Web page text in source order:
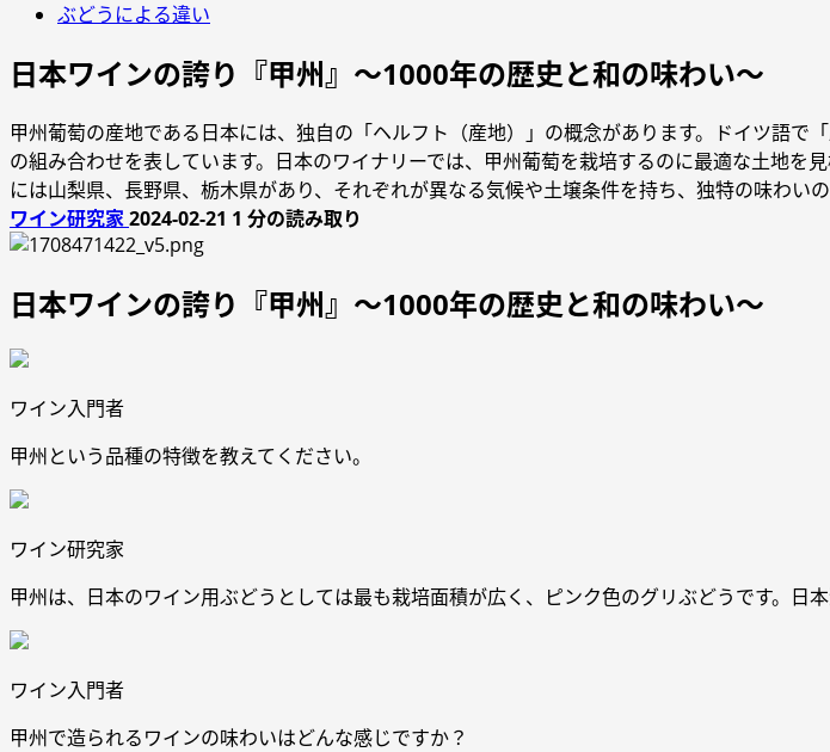
ぶどうによる違い
日本ワインの誇り『甲州』～1000年の歴史と和の味わい～
甲州葡萄の産地である日本には、独自の「ヘルフト（産地）」の概念があります。ドイツ語
の組み合わせを表しています。日本のワイナリーでは、甲州葡萄を栽培するのに最適な土地
には山梨県、長野県、栃木県があり、それぞれが異なる気候や土壌条件を持ち、独特の味わいの
ワイン研究家2024-02-21 1 分の読み取り
日本ワインの誇り『甲州』～1000年の歴史と和の味わい～
ワイン入門者
甲州という品種の特徴を教えてください。
ワイン研究家
甲州は、日本のワイン用ぶどうとしては最も栽培面積が広く、ピンク色のグリぶどうです。日
ワイン入門者
甲州で造られるワインの味わいはどんな感じですか？